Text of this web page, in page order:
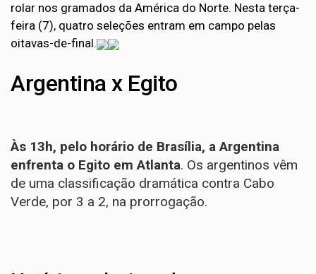
rolar nos gramados da América do Norte. Nesta terça-
feira (7), quatro seleções entram em campo pelas
oitavas-de-final.
Argentina x Egito
Às 13h, pelo horário de Brasília, a Argentina
enfrenta o Egito em Atlanta. Os argentinos vêm
de uma classificação dramática contra Cabo
Verde, por 3 a 2, na prorrogação.